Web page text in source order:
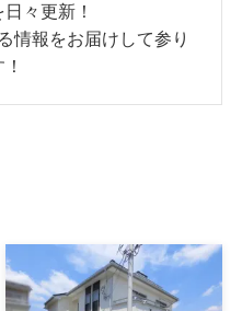
々更新！
情報をお届けして参り